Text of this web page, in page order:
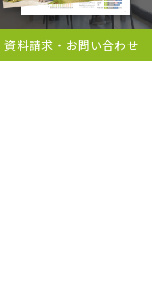
ログをお届け
資料請求・お問い合わせ